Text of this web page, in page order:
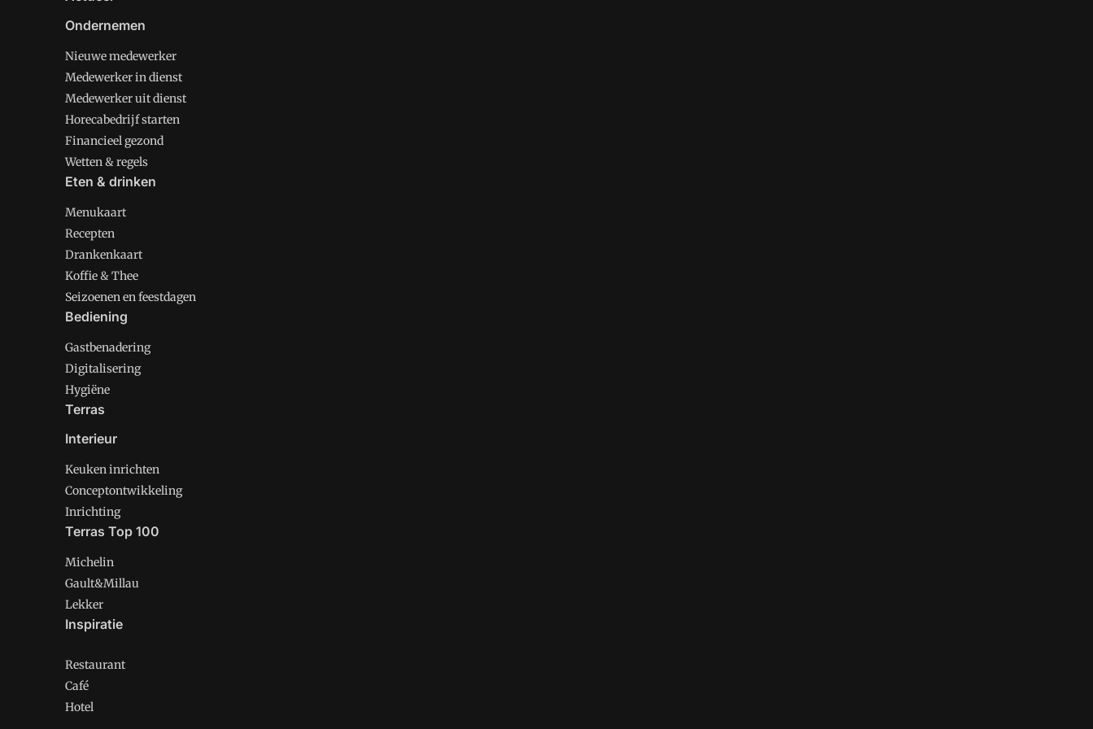
Ondernemen
Nieuwe medewerker
Medewerker in dienst
Medewerker uit dienst
Horecabedrijf starten
Financieel gezond
Wetten & regels
Eten & drinken
Menukaart
Recepten
Drankenkaart
Koffie & Thee
Seizoenen en feestdagen
Bediening
Gastbenadering
Digitalisering
Hygiëne
Terras
Interieur
Keuken inrichten
Conceptontwikkeling
Inrichting
Terras Top 100
Michelin
Gault&Millau
Lekker
Inspiratie
Restaurant
Café
Hotel